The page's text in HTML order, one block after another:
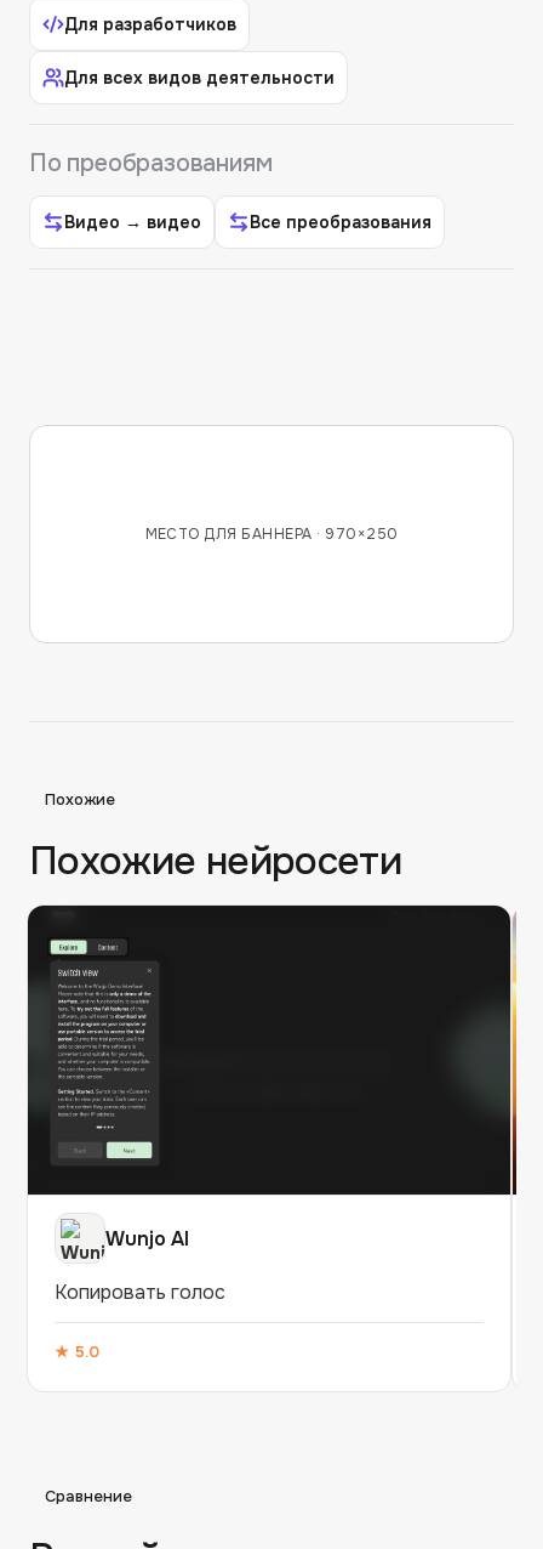
Для разработчиков
Для всех видов деятельности
По преобразованиям
Видео → видео Все преобразования
МЕСТО ДЛЯ БАННЕРА · 970×250
Похожие
Похожие нейросети
Wunjo AI
Копировать голос
★ 5.0
Сравнение